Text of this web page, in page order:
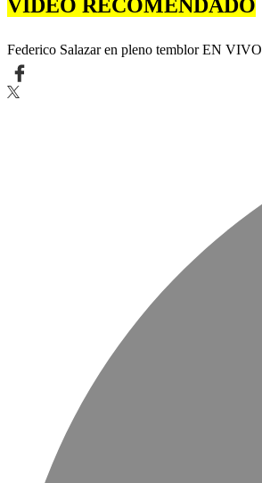
secondsVolume
VIDEO RECOMENDADO
Federico Salazar en pleno temblor EN VIVO